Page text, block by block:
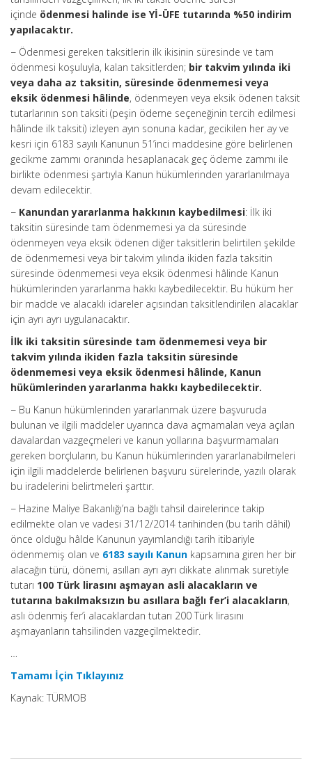
içinde ödenmesi halinde ise Yİ-ÜFE tutarında %50 indirim
yapılacaktır.
− Ödenmesi gereken taksitlerin ilk ikisinin süresinde ve tam
ödenmesi koşuluyla, kalan taksitlerden; bir takvim yılında iki
veya daha az taksitin, süresinde ödenmemesi veya
eksik ödenmesi hâlinde, ödenmeyen veya eksik ödenen taksit
tutarlarının son taksiti (peşin ödeme seçeneğinin tercih edilmesi
hâlinde ilk taksiti) izleyen ayın sonuna kadar, gecikilen her ay ve
kesri için 6183 sayılı Kanunun 51’inci maddesine göre belirlenen
gecikme zammı oranında hesaplanacak geç ödeme zammı ile
birlikte ödenmesi şartıyla Kanun hükümlerinden yararlanılmaya
devam edilecektir.
− Kanundan yararlanma hakkının kaybedilmesi: İlk iki
taksitin süresinde tam ödenmemesi ya da süresinde
ödenmeyen veya eksik ödenen diğer taksitlerin belirtilen şekilde
de ödenmemesi veya bir takvim yılında ikiden fazla taksitin
süresinde ödenmemesi veya eksik ödenmesi hâlinde Kanun
hükümlerinden yararlanma hakkı kaybedilecektir. Bu hüküm her
bir madde ve alacaklı idareler açısından taksitlendirilen alacaklar
için ayrı ayrı uygulanacaktır.
İlk iki taksitin süresinde tam ödenmemesi veya bir
takvim yılında ikiden fazla taksitin süresinde
ödenmemesi veya eksik ödenmesi hâlinde, Kanun
hükümlerinden yararlanma hakkı kaybedilecektir.
− Bu Kanun hükümlerinden yararlanmak üzere başvuruda
bulunan ve ilgili maddeler uyarınca dava açmamaları veya açılan
davalardan vazgeçmeleri ve kanun yollarına başvurmamaları
gereken borçluların, bu Kanun hükümlerinden yararlanabilmeleri
için ilgili maddelerde belirlenen başvuru sürelerinde, yazılı olarak
bu iradelerini belirtmeleri şarttır.
− Hazine Maliye Bakanlığı’na bağlı tahsil dairelerince takip
edilmekte olan ve vadesi 31/12/2014 tarihinden (bu tarih dâhil)
önce olduğu hâlde Kanunun yayımlandığı tarih itibariyle
ödenmemiş olan ve 6183 sayılı Kanun kapsamına giren her bir
alacağın türü, dönemi, asılları ayrı ayrı dikkate alınmak suretiyle
tutarı 100 Türk lirasını aşmayan asli alacakların ve
tutarına bakılmaksızın bu asıllara bağlı fer’i alacakların,
aslı ödenmiş fer’i alacaklardan tutarı 200 Türk lirasını
aşmayanların tahsilinden vazgeçilmektedir.
…
Tamamı İçin Tıklayınız
Kaynak: TÜRMOB